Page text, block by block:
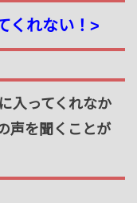
くれない！>
入ってくれなか
声を聞くことが